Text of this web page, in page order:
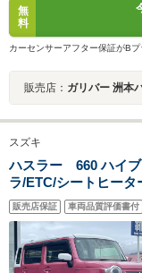
無
料
カーセンサーアフター保証がB
販売店： ガリバー 洲本
スズキ
ハスラー 660 ハイ
ラ/ETC/シートヒータ
販売店保証 車両品質評価書付